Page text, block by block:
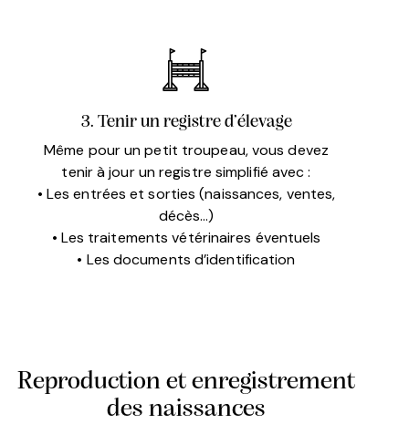
3. Tenir un registre d’élevage
Même pour un petit troupeau, vous devez
tenir à jour un registre simplifié avec :
• Les entrées et sorties (naissances, ventes,
décès…)
• Les traitements vétérinaires éventuels
• Les documents d’identification
Reproduction et enregistrement
des naissances